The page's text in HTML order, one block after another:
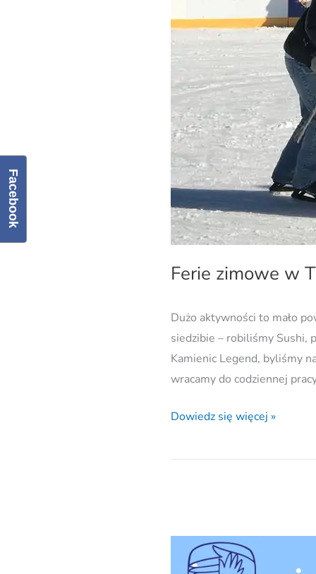
Ferie zimowe w
Dużo aktywności to mało
siedzibie – robiliśmy Sushi,
Kamienic Legend, byliśmy
wracamy do codziennej
za
nami.
Dowiedz się więcej »
Ferie
Zimowe
Facebook